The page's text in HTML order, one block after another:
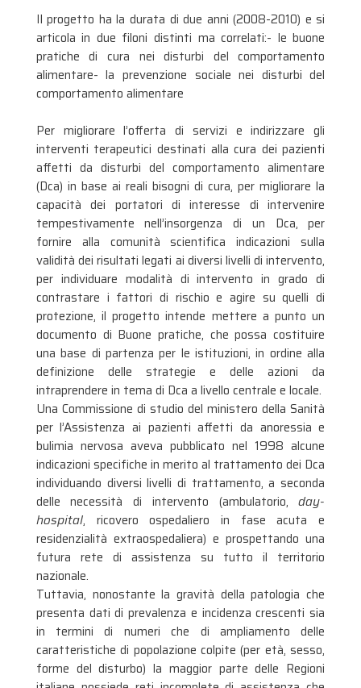
Il progetto ha la durata di due anni (2008-2010) e si
articola in due filoni distinti ma correlati:- le buone
pratiche di cura nei disturbi del comportamento
alimentare- la prevenzione sociale nei disturbi del
comportamento alimentare
Per migliorare l’offerta di servizi e indirizzare gli
interventi terapeutici destinati alla cura dei pazienti
affetti da disturbi del comportamento alimentare
(Dca) in base ai reali bisogni di cura, per migliorare la
capacità dei portatori di interesse di intervenire
tempestivamente nell’insorgenza di un Dca, per
fornire alla comunità scientifica indicazioni sulla
validità dei risultati legati ai diversi livelli di intervento,
per individuare modalità di intervento in grado di
contrastare i fattori di rischio e agire su quelli di
protezione, il progetto intende mettere a punto un
documento di Buone pratiche, che possa costituire
una base di partenza per le istituzioni, in ordine alla
definizione delle strategie e delle azioni da
intraprendere in tema di Dca a livello centrale e locale.
Una Commissione di studio del ministero della Sanità
per l’Assistenza ai pazienti affetti da anoressia e
bulimia nervosa aveva pubblicato nel 1998 alcune
indicazioni specifiche in merito al trattamento dei Dca
individuando diversi livelli di trattamento, a seconda
delle necessità di intervento (ambulatorio,day-
hospital, ricovero ospedaliero in fase acuta e
residenzialità extraospedaliera) e prospettando una
futura rete di assistenza su tutto il territorio
nazionale.
Tuttavia, nonostante la gravità della patologia che
presenta dati di prevalenza e incidenza crescenti sia
in termini di numeri che di ampliamento delle
caratteristiche di popolazione colpite (per età, sesso,
forme del disturbo) la maggior parte delle Regioni